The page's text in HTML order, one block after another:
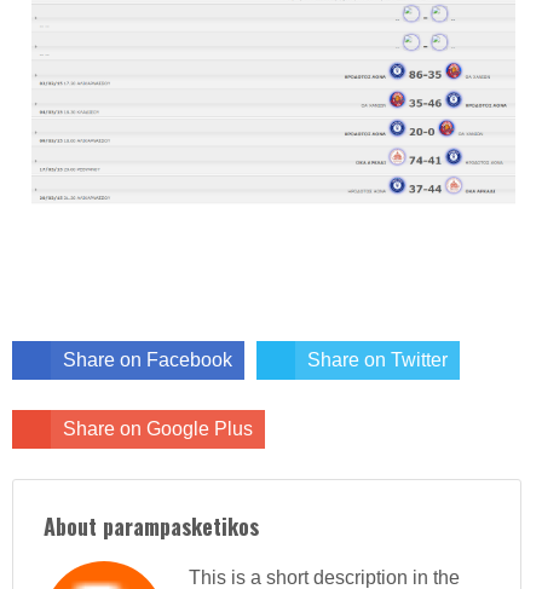
Share on Facebook Share on Twitter
Share on Google Plus
About parampasketikos
This is a short description in the